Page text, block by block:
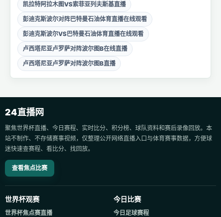
凯拉特阿拉木图VS索菲亚列夫斯基直播
彭迪克斯波尔对阵巴特曼石油体育直播在线观看
彭迪克斯波尔VS巴特曼石油体育直播在线观看
卢西塔尼亚卢罗萨对阵波尔图B在线直播
卢西塔尼亚卢罗萨对阵波尔图B直播
24直播网
聚焦世界杯直播、今日赛程、实时比分、积分榜、球队资料和赛后录像回放。本
站不制作、不存储赛事视频，仅整理公开网络直播入口与体育赛事数据，方便球
迷快速查赛程、看比分、找回放。
查看焦点比赛
世界杯观赛
世界杯焦点赛直播
今日比赛
今日足球赛程